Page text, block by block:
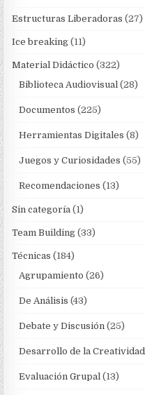
Estructuras Liberadoras (27)
Ice breaking (11)
Material Didáctico (322)
Biblioteca Audiovisual (28)
Documentos (225)
Herramientas Digitales (8)
Juegos y Curiosidades (55)
Recomendaciones (13)
Sin categoría (1)
Team Building (33)
Técnicas (184)
Agrupamiento (26)
De Análisis (43)
Debate y Discusión (25)
Desarrollo de la Creatividad
Evaluación Grupal (13)